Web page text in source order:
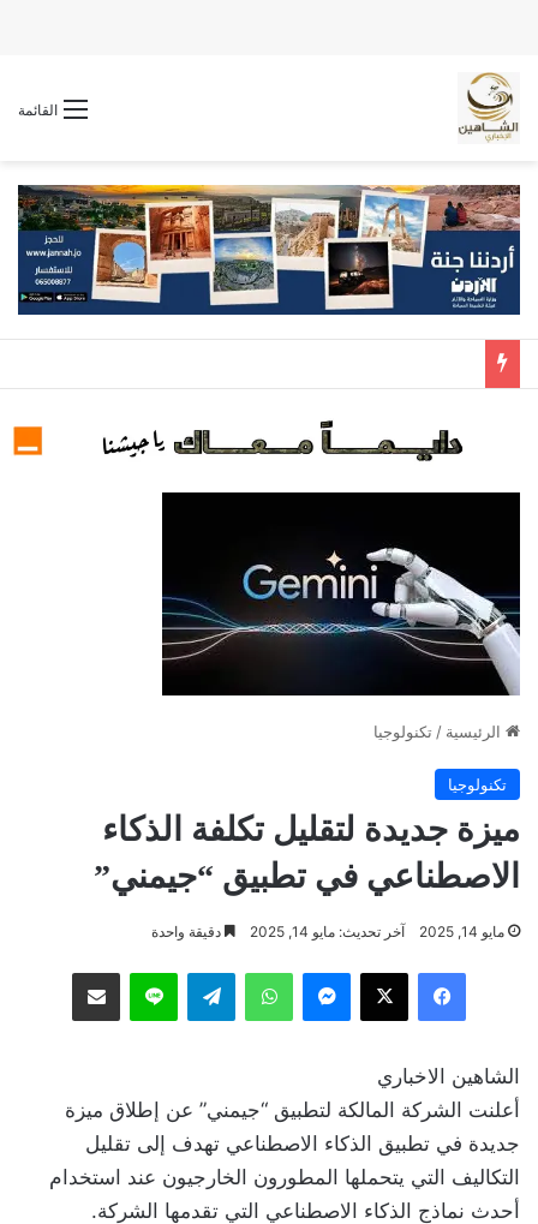
القائمة
الرئيسية / تكنولوجيا
تكنولوجيا
ميزة جديدة لتقليل تكلفة الذكاء
الاصطناعي في تطبيق “جيمني”
مايو 14, 2025 آخر تحديث: مايو 14, 2025 دقيقة واحدة
فيسبوك ‫X ماسنجر واتساب تيلقرام لاين مشاركة عبر البريد
الشاهين الاخباري
أعلنت الشركة المالكة لتطبيق “جيمني” عن إطلاق ميزة
جديدة في تطبيق الذكاء الاصطناعي تهدف إلى تقليل
التكاليف التي يتحملها المطورون الخارجيون عند استخدام
أحدث نماذج الذكاء الاصطناعي التي تقدمها الشركة.